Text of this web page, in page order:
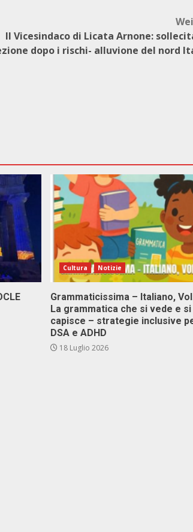
Il Vicesindaco di Licata Arnone:
dopo i rischi- alluvione del nord
Cultura Notizie
Grammaticissima – Italiano,
La grammatica che si vede e si
capisce – strategie inclusive
DSA e ADHD
18 Luglio 2026